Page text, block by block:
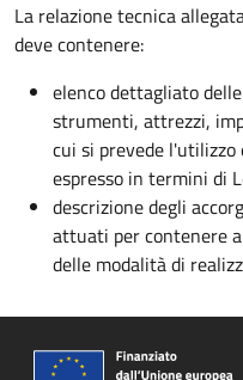
La relazione tecnica
deve contenere:
elenco dettagliato
strumenti, attrezzi,
cui si prevede
espresso in termini di
descrizione degli
attuati per contenere
delle modalità di